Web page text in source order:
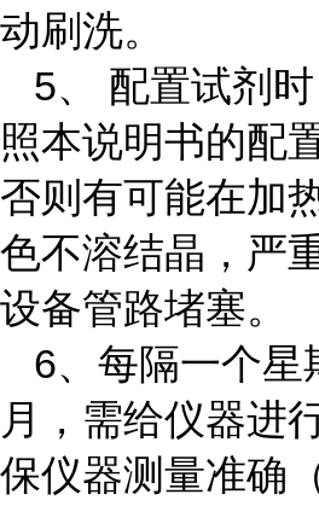
动刷洗。
5、 配置试剂
照本说明书的配
否则有可能在加
色不溶结晶，严
设备管路堵塞。
6、每隔一个星
月，需给仪器进
保仪器测量准确